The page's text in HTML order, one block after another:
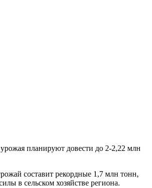
планируют довести до 2-2,22 млн
составит рекордные 1,7 млн тонн,
в сельском хозяйстве региона.